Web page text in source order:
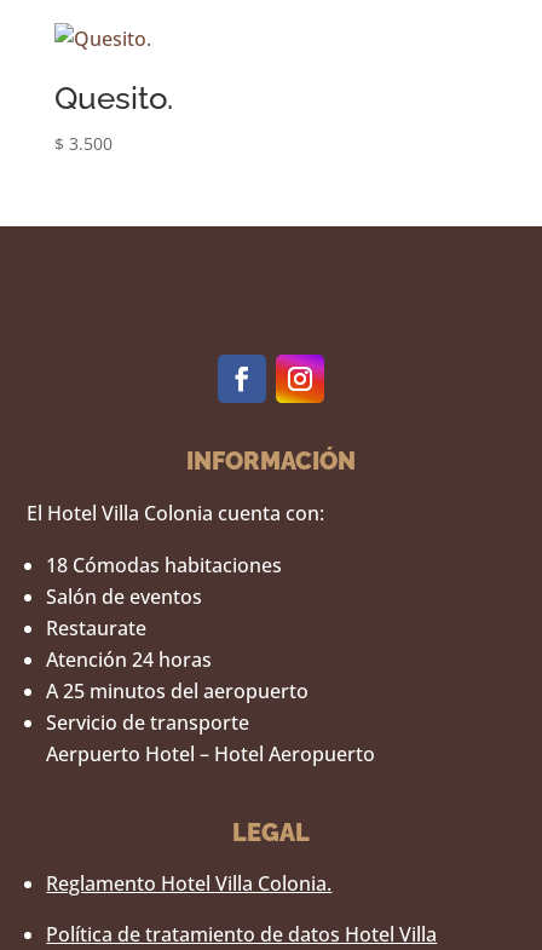
Quesito.
$ 3.500
INFORMACIÓN
El Hotel Villa Colonia cuenta con:
18 Cómodas habitaciones
Salón de eventos
Restaurate
Atención 24 horas
A 25 minutos del aeropuerto
Servicio de transporte
Aerpuerto Hotel – Hotel Aeropuerto
LEGAL
Reglamento Hotel Villa Colonia.
Política de tratamiento de datos Hotel Villa